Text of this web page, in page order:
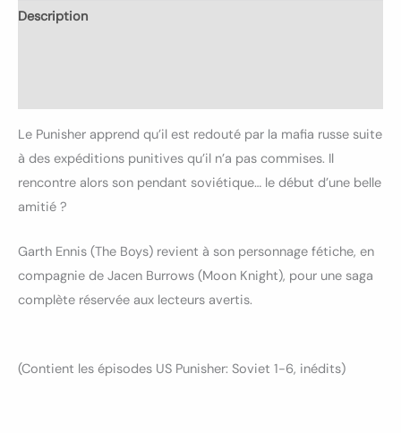
Description
Le Punisher apprend qu’il est redouté par la mafia russe suite
à des expéditions punitives qu’il n’a pas commises. Il
rencontre alors son pendant soviétique… le début d’une belle
amitié ?
Garth Ennis (The Boys) revient à son personnage fétiche, en
compagnie de Jacen Burrows (Moon Knight), pour une saga
complète réservée aux lecteurs avertis.
(Contient les épisodes US Punisher: Soviet 1-6, inédits)